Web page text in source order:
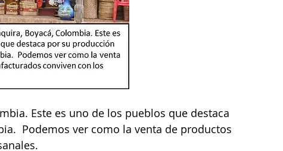
Este es uno de los pueblos que destaca
Podemos ver como la venta de productos